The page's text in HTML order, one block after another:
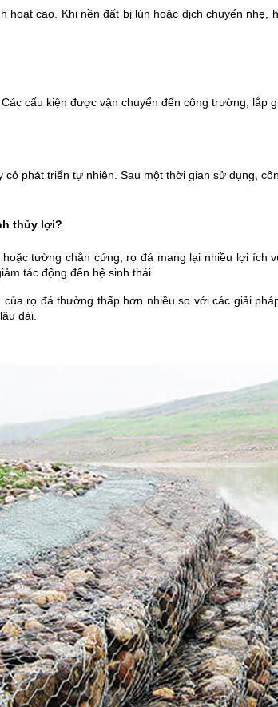
hoạt cao. Khi nền đất bị lún hoặc dịch chuyển
cấu kiện được vận chuyển đến công trường, lắp
phát triển tự nhiên. Sau một thời gian sử dụng,
thủy lợi?
tường chắn cứng, rọ đá mang lại nhiều lợi
tác động đến hệ sinh thái.
rọ đá thường thấp hơn nhiều so với các giải
dài.